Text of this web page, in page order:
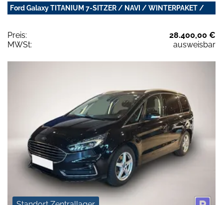
Ford Galaxy TITANIUM 7-SITZER / NAVI / WINTERPAKET /
Preis:
28.400,00 €
MWSt:
ausweisbar